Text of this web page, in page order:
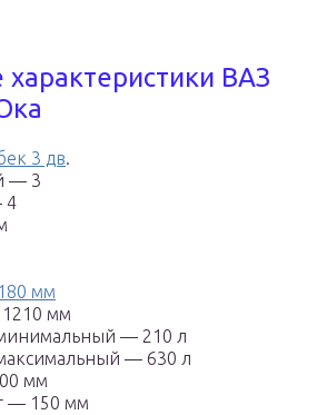
характеристики ВАЗ
3 дв.
— 3
4
мм
мм
— 210 л
— 630 л
мм
— 150 мм